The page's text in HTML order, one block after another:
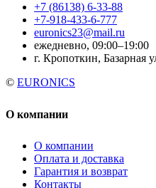
+7 (86138) 6-33-88
+7-918-433-6-777
euronics23@mail.ru
ежедневно, 09:00–19:00
г. Кропоткин, Базарная
© EURONICS
О компании
О компании
Оплата и доставка
Гарантия и возврат
Контакты